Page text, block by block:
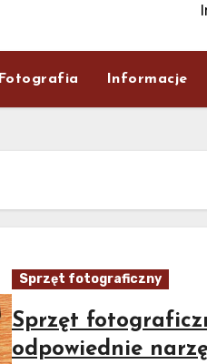
Fotografia Informacje
Sprzęt fotograficzny
Sprzęt
odpowiednie